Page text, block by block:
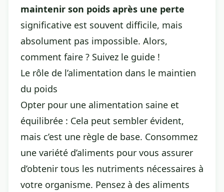
maintenir son poids après une perte
significative est souvent difficile, mais
absolument pas impossible. Alors,
comment faire ? Suivez le guide !
Le rôle de l’alimentation dans le maintien
du poids
Opter pour une alimentation saine et
équilibrée : Cela peut sembler évident,
mais c’est une règle de base. Consommez
une variété d’aliments pour vous assurer
d’obtenir tous les nutriments nécessaires à
votre organisme. Pensez à des aliments